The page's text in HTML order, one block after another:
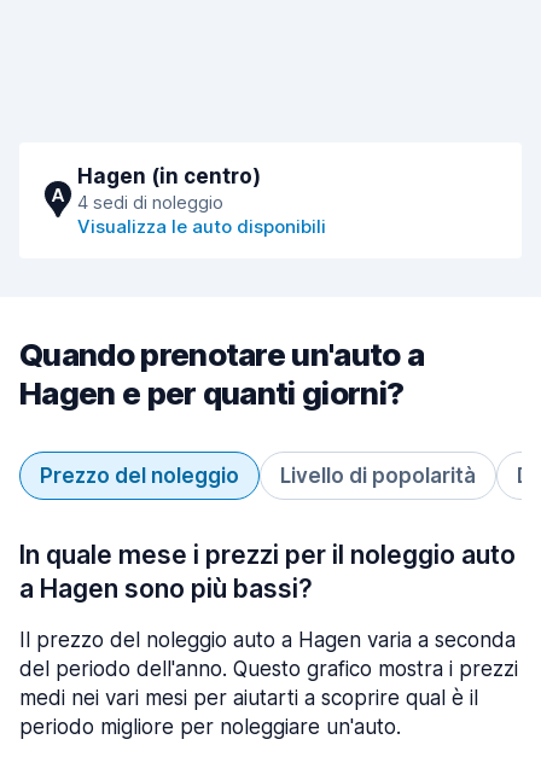
A
Hagen (in centro)
4 sedi di noleggio
Visualizza le auto disponibili
Quando prenotare un'auto a
Hagen e per quanti giorni?
Prezzo del noleggio Livello di popolarità
In quale mese i prezzi per il noleggio auto
a Hagen sono più bassi?
Il prezzo del noleggio auto a Hagen varia a seconda
del periodo dell'anno. Questo grafico mostra i prezzi
medi nei vari mesi per aiutarti a scoprire qual è il
periodo migliore per noleggiare un'auto.